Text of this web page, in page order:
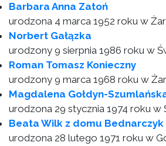
Barbara Anna Zatoń
urodzona 4 marca 1952 roku w
Norbert Gałązka
urodzony 9 sierpnia 1986 roku w
Roman Tomasz Konieczny
urodzony 9 marca 1968 roku w
Magdalena Gołdyn-
urodzona 29 stycznia 1974 roku w
Beata Wilk z domu Bednarczyk
urodzona 28 lutego 1971 roku w